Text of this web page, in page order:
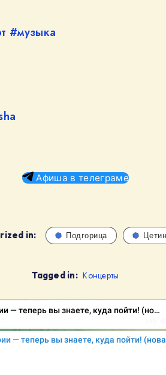
#музыка
Афиша в телеграме
in: Подгорица
Tagged in: Концерты